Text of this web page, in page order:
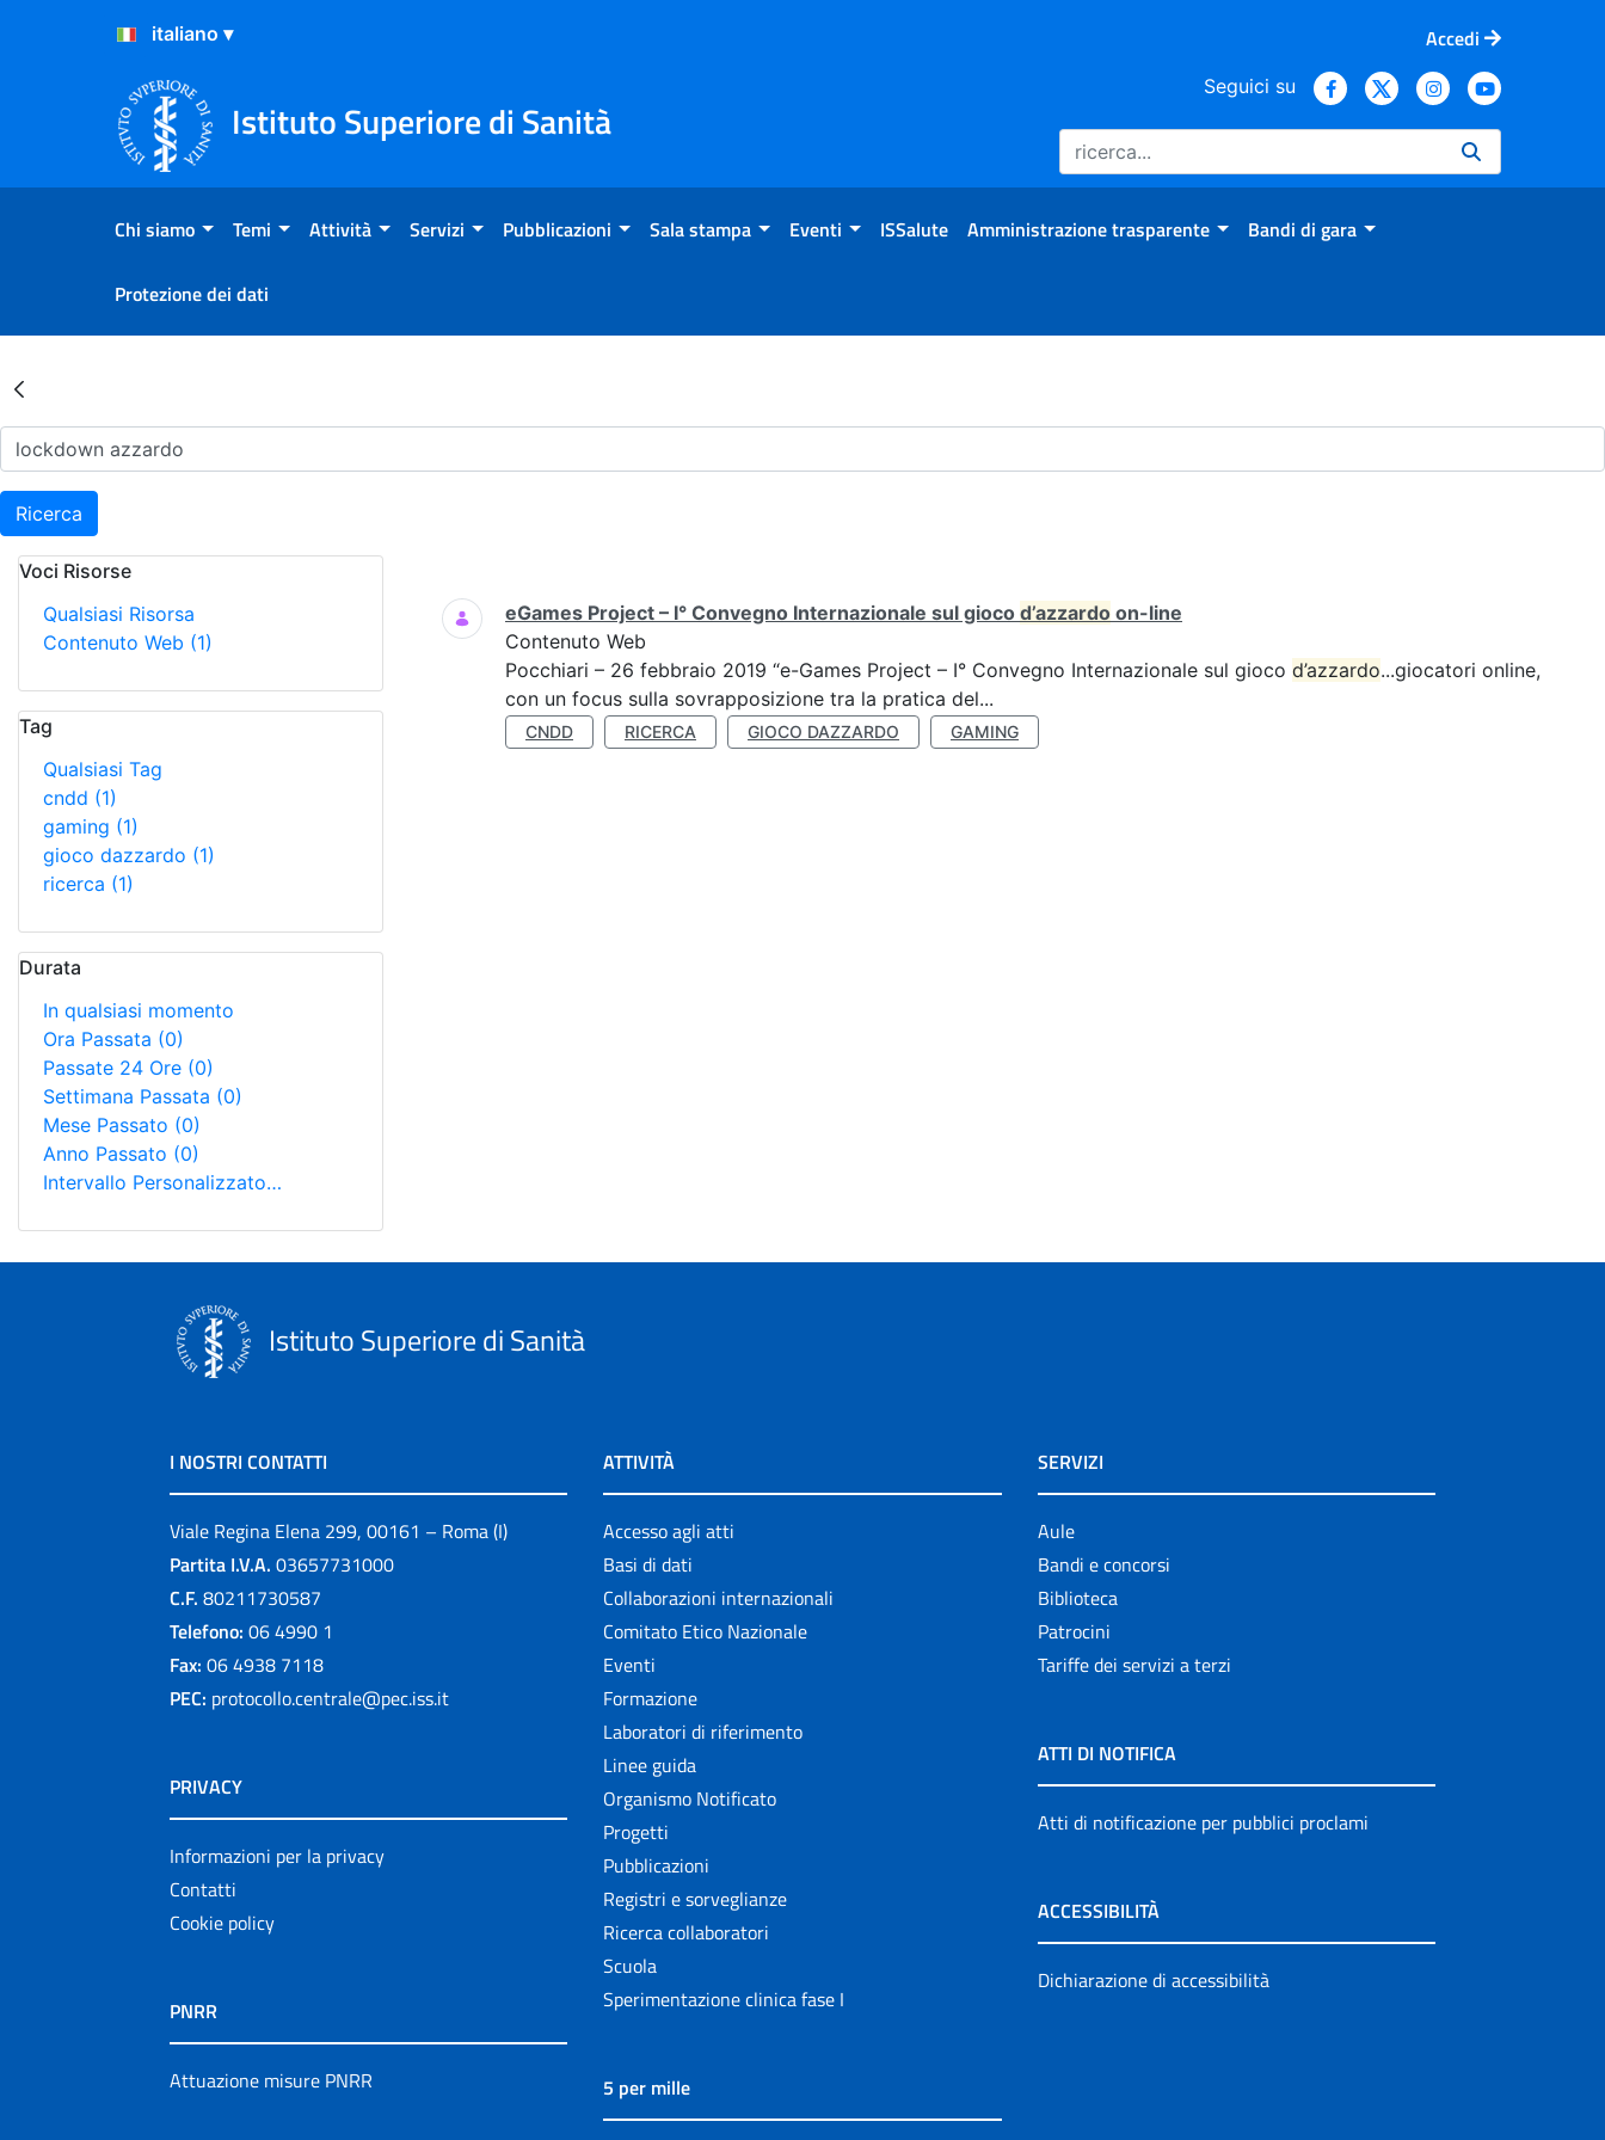
Salta al Contenuto
Salta al Footer
Accedi
Istituto Superiore di Sanità
Seguici su
Chi siamo Temi Attività Servizi Pubblicazioni Sala stampa Eventi ISSalute Amministrazione trasparente Bandi di gara
Protezione dei dati
Risultati della Ricerca - Archivio
Ricerca
Voci Risorse
Qualsiasi Risorsa
Contenuto Web (1)
Tag
Qualsiasi Tag
cndd (1)
gaming (1)
gioco dazzardo (1)
ricerca (1)
Durata
In qualsiasi momento
Ora Passata (0)
Passate 24 Ore (0)
Settimana Passata (0)
Mese Passato (0)
Anno Passato (0)
Intervallo Personalizzato…
Ricerca
eGames Project – I° Convegno Internazionale sul gioco d’azzardo on-line
Contenuto Web
Pocchiari – 26 febbraio 2019 “e-Games Project – I° Convegno Internazionale sul gioco d’azzardo...giocatori online,
con un focus sulla sovrapposizione tra la pratica del...
CNDD RICERCA GIOCO DAZZARDO GAMING
Istituto Superiore di Sanità
I NOSTRI CONTATTI
Viale Regina Elena 299, 00161 – Roma (I)
Partita I.V.A. 03657731000
C.F. 80211730587
Telefono: 06 4990 1
Fax: 06 4938 7118
PEC: protocollo.centrale@pec.iss.it
PRIVACY
Informazioni per la privacy
Contatti
Cookie policy
PNRR
Attuazione misure PNRR
ATTIVITÀ
Accesso agli atti
Basi di dati
Collaborazioni internazionali
Comitato Etico Nazionale
Eventi
Formazione
Laboratori di riferimento
Linee guida
Organismo Notificato
Progetti
Pubblicazioni
Registri e sorveglianze
Ricerca collaboratori
Scuola
Sperimentazione clinica fase I
5 per mille
SERVIZI
Aule
Bandi e concorsi
Biblioteca
Patrocini
Tariffe dei servizi a terzi
ATTI DI NOTIFICA
Atti di notificazione per pubblici proclami
ACCESSIBILITÀ
Dichiarazione di accessibilità